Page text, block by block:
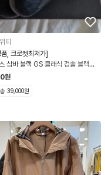
티
, 크로켓최저가]
삼바 블랙 GS 클래식 검솔 블랙
여성사이즈 크로켓 최저가
원
39,000원